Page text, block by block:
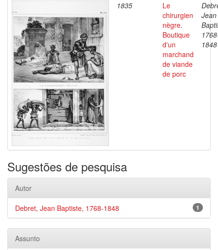
1835
Le
chirurgien
nègre.
Boutique
d'un
marchand
de viande
de porc
Jean
1848
Sugestões de pesquisa
Autor
1
Debret, Jean Baptiste, 1768-1848
Assunto